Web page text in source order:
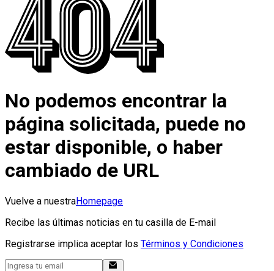
No podemos encontrar la
página solicitada, puede no
estar disponible, o haber
cambiado de URL
Vuelve a nuestraHomepage
Recibe las últimas noticias en tu casilla de E-mail
Registrarse implica aceptar los Términos y Condiciones